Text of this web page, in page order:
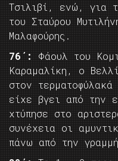
Τσιλιβί, ενώ, για
του Σταύρου
Μαλαφούρης.
76΄:
Φάουλ του
Καραμαλίκη, ο
στον
είχε βγει από την
χτύπησε στο
συνέχεια οι
πάνω από την